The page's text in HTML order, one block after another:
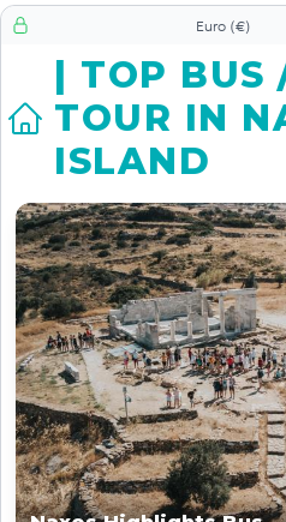
Επιλογή
| TOP BUS
TOUR IN
ISLAND